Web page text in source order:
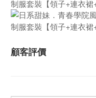
顧客評價